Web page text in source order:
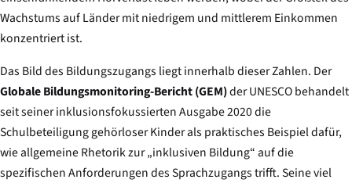
Wachstums auf Länder mit niedrigem und mittlerem Einkommen
konzentriert ist.
Das Bild des Bildungszugangs liegt innerhalb dieser Zahlen. Der
Globale Bildungsmonitoring-Bericht (GEM)der UNESCO behandelt
seit seiner inklusionsfokussierten Ausgabe 2020 die
Schulbeteiligung gehörloser Kinder als praktisches Beispiel dafür,
wie allgemeine Rhetorik zur „inklusiven Bildung“ auf die
spezifischen Anforderungen des Sprachzugangs trifft. Seine viel